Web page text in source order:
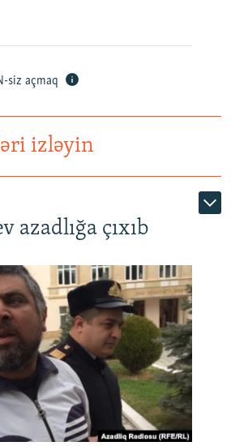
siz açmaq
izləyin
azadlığa çıxıb